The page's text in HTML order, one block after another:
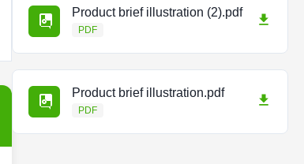
Product brief illustration (2).pdf
PDF
Product brief illustration.pdf
PDF